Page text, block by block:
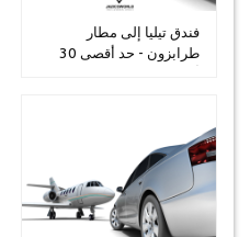
فندق تيليا إلى مطار
طرابزون - حد أقصى 30